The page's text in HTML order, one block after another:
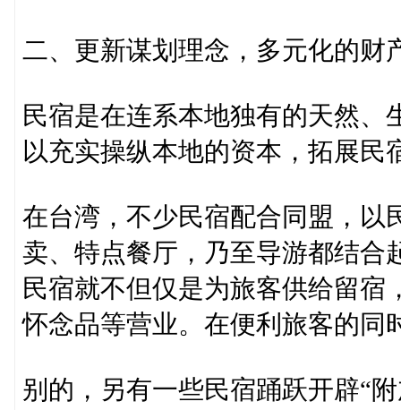
二、更新谋划理念，多元化的财
民宿是在连系本地独有的天然
以充实操纵本地的资本，拓展民
在台湾，不少民宿配合同盟，以
卖、特点餐厅，乃至导游都结合
民宿就不但仅是为旅客供给留
怀念品等营业。在便利旅客的同
别的，另有一些民宿踊跃开辟“